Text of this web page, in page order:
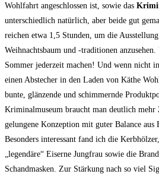
Wohlfahrt angeschlossen ist, sowie das
unterschiedlich natürlich, aber beide gut
reichen etwa 1,5 Stunden, um die
Weihnachtsbaum und -traditionen
Sommer jederzeit machen! Und wenn nicht
einen Abstecher in den Laden von Käthe
bunte, glänzende und schimmernde
Kriminalmuseum braucht man deutlich
gelungene Konzeption mit guter Balance aus
Besonders interessant fand ich die
„legendäre“ Eiserne Jungfrau sowie die
Schandmasken. Zur Stärkung nach so viel